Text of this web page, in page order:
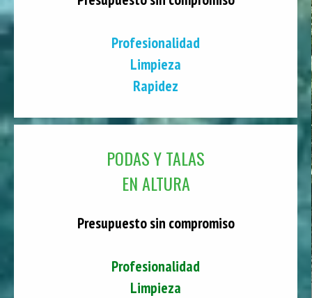
Profesionalidad
Limpieza
Rapidez
PODAS Y TALAS
EN ALTURA
Presupuesto sin compromiso
Profesionalidad
Limpieza